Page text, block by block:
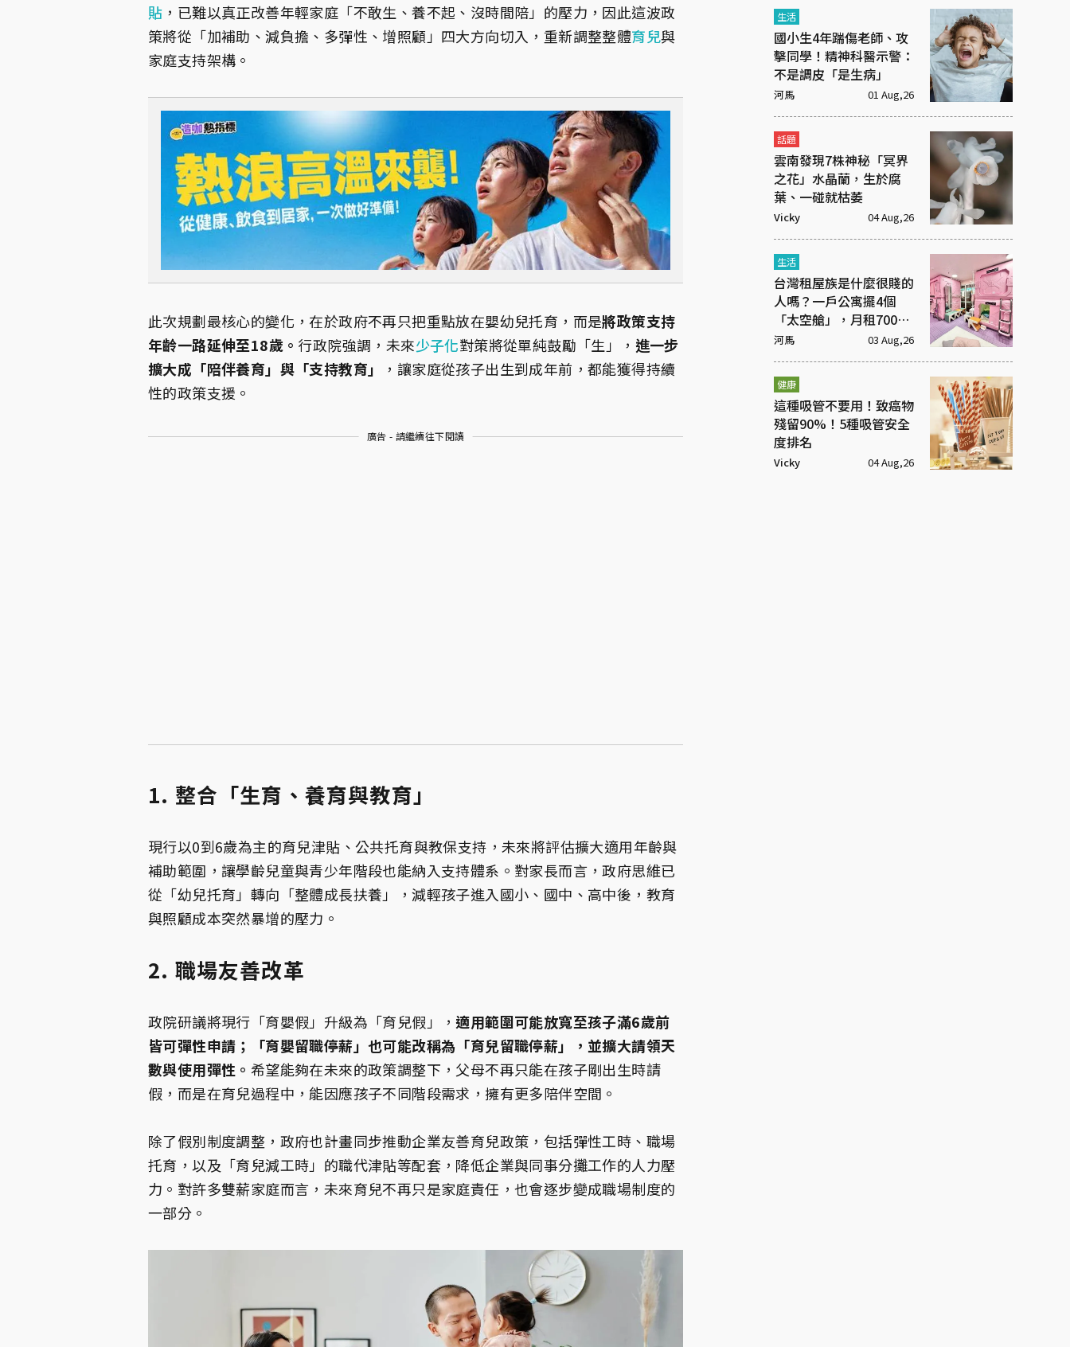
貼 ，已難以真正改善年輕家庭「不敢生、養不起、沒時間陪」的壓力，因此這波政
策將從「加補助、減負擔、多彈性、增照顧」四大方向切入，重新調整整體育兒與
家庭支持架構。
此次規劃最核心的變化，在於政府不再只把重點放在嬰幼兒托育，而是將政策支持
年齡一路延伸至18歲。 行政院強調，未來少子化對策將從單純鼓勵「生」， 進一步
擴大成「陪伴養育」與「支持教育」
，讓家庭從孩子出生到成年前，都能獲得持續
性的政策支援。
廣告 - 請繼續往下閱讀
1. 整合「生育、養育與教育」
現行以0到6歲為主的育兒津貼、公共托育與教保支持，未來將評估擴大適用年齡與
補助範圍，讓學齡兒童與青少年階段也能納入支持體系。對家長而言，政府思維已
從「幼兒托育」轉向「整體成長扶養」，減輕孩子進入國小、國中、高中後，教育
與照顧成本突然暴增的壓力。
2. 職場友善改革
政院研議將現行「育嬰假」升級為「育兒假」，適用範圍可能放寬至孩子滿6歲前
皆可彈性申請；「育嬰留職停薪」也可能改稱為「育兒留職停薪」，並擴大請領天
數與使用彈性。 希望能夠在未來的政策調整下，父母不再只能在孩子剛出生時請
假，而是在育兒過程中，能因應孩子不同階段需求，擁有更多陪伴空間。
除了假別制度調整，政府也計畫同步推動企業友善育兒政策，包括彈性工時、職場
托育，以及「育兒減工時」的職代津貼等配套，降低企業與同事分攤工作的人力壓
力。對許多雙薪家庭而言，未來育兒不再只是家庭責任，也會逐步變成職場制度的
一部分。
生活
國小生4年踹傷老師、攻
擊同學！精神科醫示警：
不是調皮「是生病」
河馬 01 Aug,26
話題
雲南發現7株神秘「冥界
之花」水晶蘭，生於腐
葉、一碰就枯萎
Vicky 04 Aug,26
生活
台灣租屋族是什麼很賤的
人嗎？一戶公寓擺4個
「太空艙」，月租7000
元
河馬 03 Aug,26
健康
這種吸管不要用！致癌物
殘留90%！5種吸管安全
度排名
Vicky 04 Aug,26